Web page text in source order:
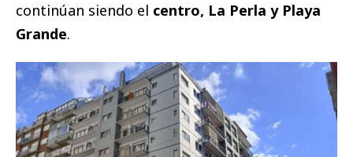
continúan siendo el centro, La Perla y Playa
Grande.